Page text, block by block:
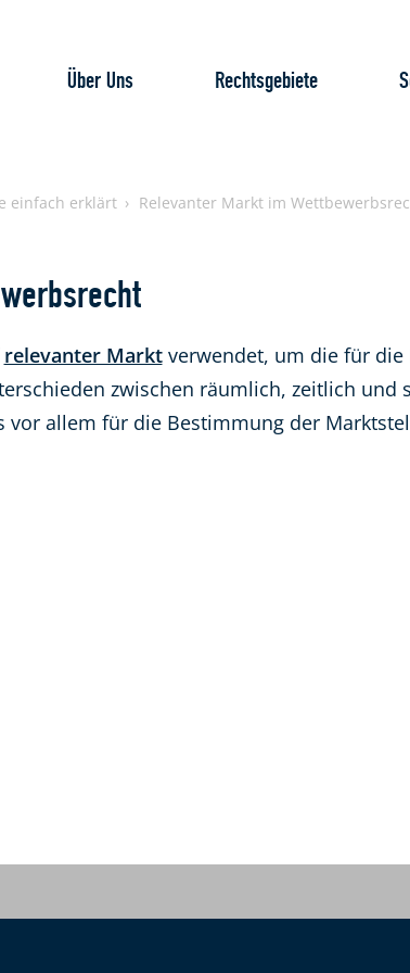
Über Uns Rechtsgebiete
einfach erklärt Relevanter Markt im
relevanter Marktverwendet, um die für die
zwischen räumlich, zeitlich
vor allem für die Bestimmung der